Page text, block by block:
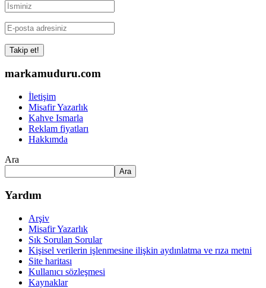
markamuduru.com
İletişim
Misafir Yazarlık
Kahve Ismarla
Reklam fiyatları
Hakkımda
Ara
Ara
Yardım
Arşiv
Misafir Yazarlık
Sık Sorulan Sorular
Kişisel verilerin işlenmesine ilişkin aydınlatma ve rıza metni
Site haritası
Kullanıcı sözleşmesi
Kaynaklar